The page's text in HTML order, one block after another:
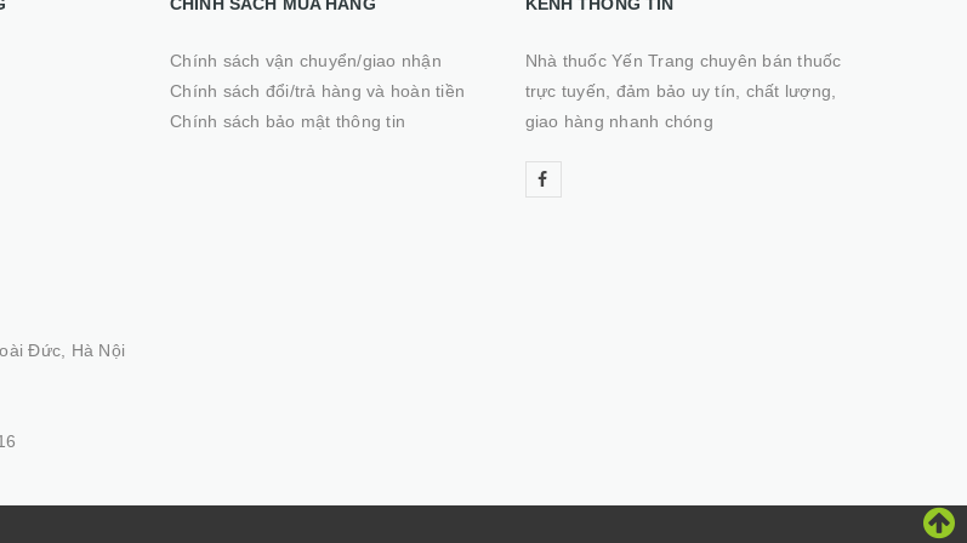
Chính sách vận chuyển/giao nhận
Chính sách đổi/trả hàng và hoàn tiền
Chính sách bảo mật thông tin
Nhà thuốc Yến Trang chuyên bán thuốc
trực tuyến, đảm bảo uy tín, chất lượng,
giao hàng nhanh chóng
Đức, Hà Nội